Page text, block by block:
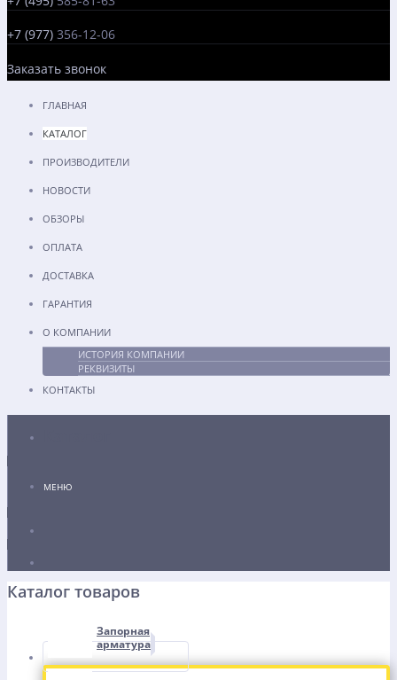
+7 (977) 356-12-06
Заказать звонок
ГЛАВНАЯ
КАТАЛОГ
ПРОИЗВОДИТЕЛИ
НОВОСТИ
ОБЗОРЫ
ОПЛАТА
ДОСТАВКА
ГАРАНТИЯ
О КОМПАНИИ
ИСТОРИЯ КОМПАНИИ
РЕКВИЗИТЫ
КОНТАКТЫ
МЕНЮ
Каталог товаров
Запорная
арматура